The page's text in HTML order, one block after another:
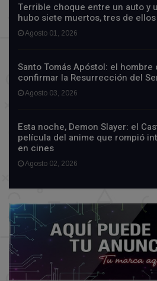
Terrible choque entre un auto y
hubo siete muertos, tres de
Agosto 01, 2026
Santo Tomás Apóstol: el hombre
confirmar la Resurrección del
Agosto 03, 2026
Esta noche, Demon Slayer: el
película del anime que rompió
en cines
Agosto 02, 2026